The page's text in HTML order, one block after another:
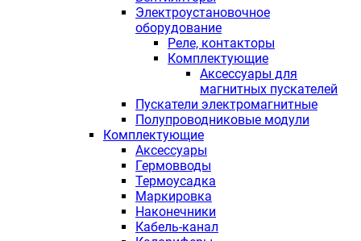
Электроустановочное
оборудование
Реле, контакторы
Комплектующие
Аксессуары для
магнитных пускателей
Пускатели электромагнитные
Полупроводниковые модули
Комплектующие
Аксессуары
Гермовводы
Термоусадка
Маркировка
Наконечники
Кабель-канал